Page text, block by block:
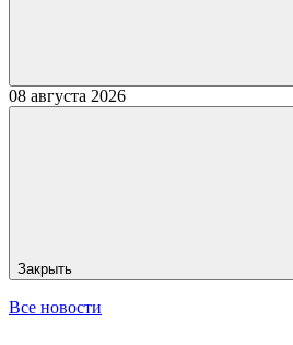
08 августа 2026
Закрыть
Все новости